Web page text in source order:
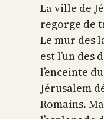
La ville de
regorge de
Le mur des
est l’un des
l’enceinte
Jérusalem
Romains.